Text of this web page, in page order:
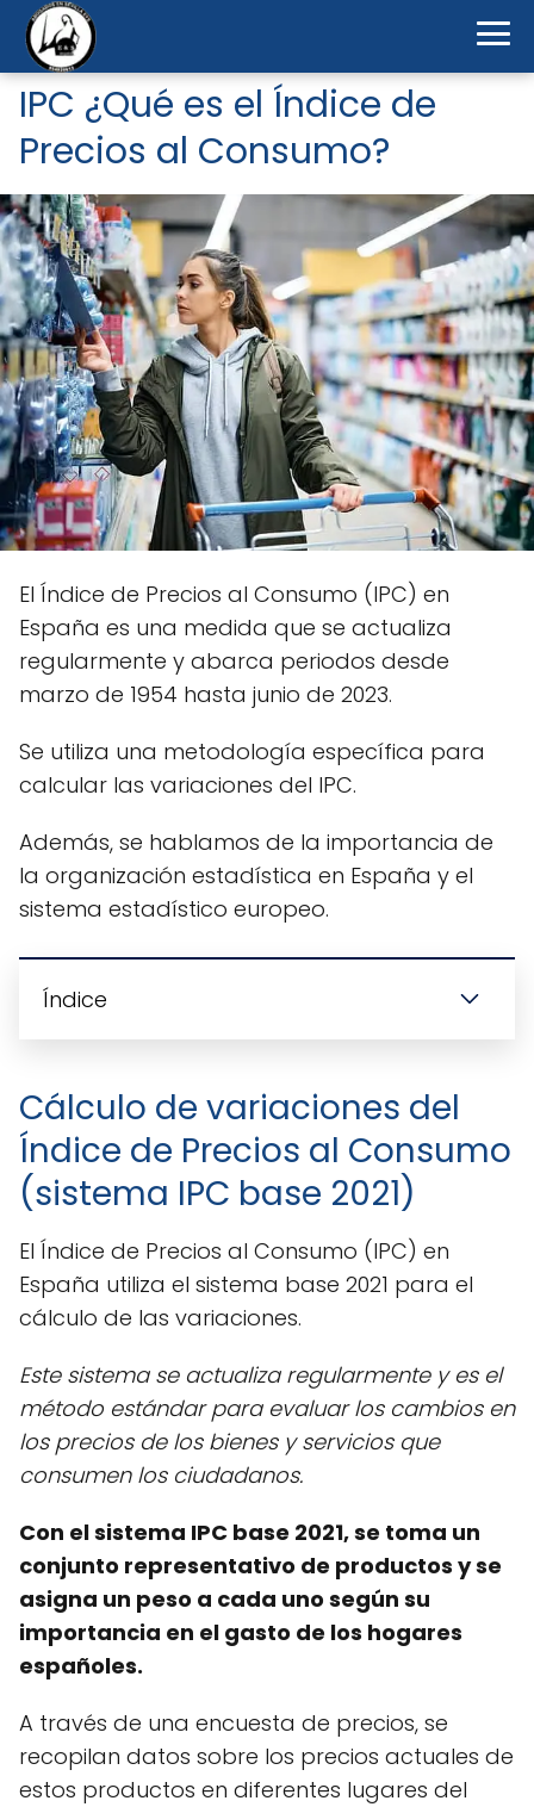
IPC ¿Qué es el Índice de
Precios al Consumo?
El Índice de Precios al Consumo (IPC) en
España es una medida que se actualiza
regularmente y abarca periodos desde
marzo de 1954 hasta junio de 2023.
Se utiliza una metodología específica para
calcular las variaciones del IPC.
Además, se hablamos de la importancia de
la organización estadística en España y el
sistema estadístico europeo.
Índice
Cálculo de variaciones del
Índice de Precios al Consumo
(sistema IPC base 2021)
El Índice de Precios al Consumo (IPC) en
España utiliza el sistema base 2021 para el
cálculo de las variaciones.
Este sistema se actualiza regularmente y es el
método estándar para evaluar los cambios en
los precios de los bienes y servicios que
consumen los ciudadanos.
Con el sistema IPC base 2021, se toma un
conjunto representativo de productos y se
asigna un peso a cada uno según su
importancia en el gasto de los hogares
españoles.
A través de una encuesta de precios, se
recopilan datos sobre los precios actuales de
estos productos en diferentes lugares del